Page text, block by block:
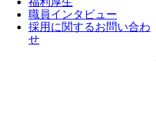
職員インタビュー
採用に関するお問い合わ
せ